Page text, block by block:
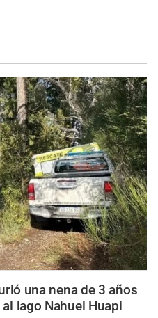
una nena de 3 años
lago Nahuel Huapi